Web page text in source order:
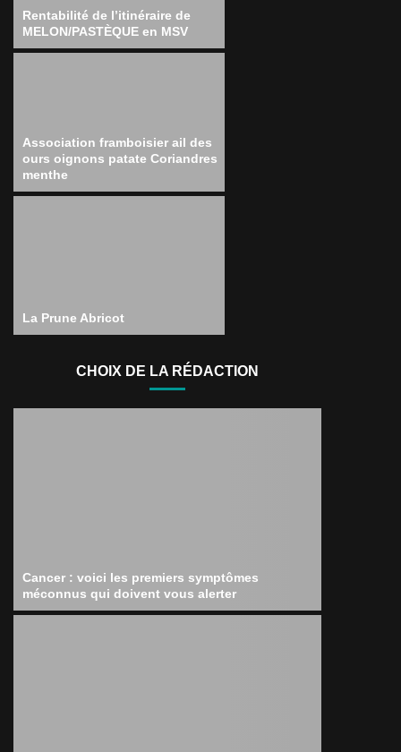
Rentabilité de l’itinéraire de
MELON/PASTÈQUE en MSV
Association framboisier ail des
ours oignons patate Coriandres
menthe
La Prune Abricot
CHOIX DE LA RÉDACTION
Cancer : voici les premiers symptômes
méconnus qui doivent vous alerter